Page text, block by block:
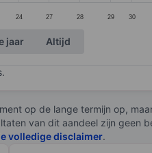
24 27 28 29 30
jaar Altijd
op de lange termijn op,
van dit aandeel zijn geen
volledige disclaimer.